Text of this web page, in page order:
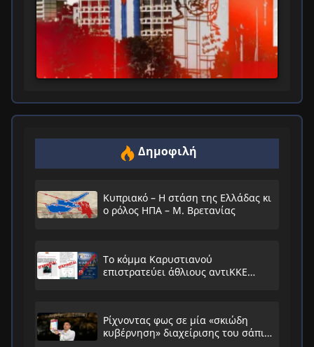
Δημοφιλή
Κυπριακό – Η στάση της Ελλάδας κι
ο ρόλος ΗΠΑ – Μ. Βρετανίας
Το κόμμα Καρυστιανού
επιστρατεύει άθλιους αντιΚΚΕ
Ρίχνοντας φως σε μία «σκιώδη
κυβέρνηση» διαχείρισης του σάπιου